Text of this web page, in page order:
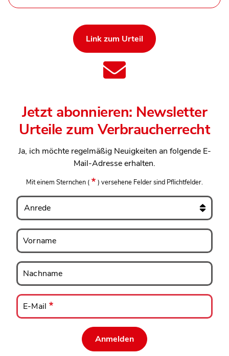
Link zum Urteil
Jetzt abonnieren: Newsletter
Urteile zum Verbraucherrecht
Ja, ich möchte regelmäßig Neuigkeiten an folgende E-
Mail-Adresse erhalten.
Mit einem Sternchen ( ) versehene Felder sind Pflichtfelder.
Anrede
Vorname
Vorname
Nachname
Nachname
E-
Mail
E-Mail